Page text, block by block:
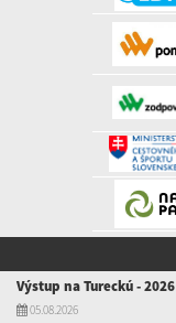
Výstup na Tureckú - 2026
05.08.2026